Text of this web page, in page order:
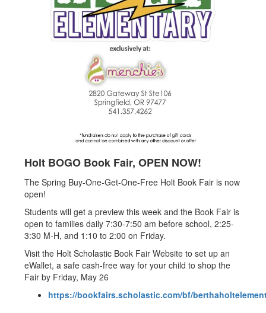
Holt BOGO Book Fair, OPEN NOW!
The Spring Buy-One-Get-One-Free Holt Book Fair is now
open!
Students will get a preview this week and the Book Fair is
open to families daily 7:30-7:50 am before school, 2:25-
3:30 M-H, and 1:10 to 2:00 on Friday.
Visit the Holt Scholastic Book Fair Website to set up an
eWallet, a safe cash-free way for your child to shop the
Fair by Friday, May 26
https://bookfairs.scholastic.com/bf/